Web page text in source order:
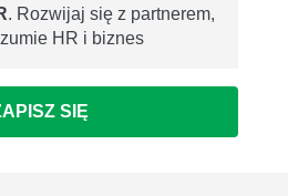
. Rozwijaj się z partnerem,
HR i biznes
SIĘ